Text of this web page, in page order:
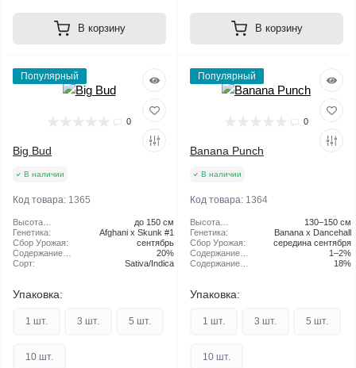
В корзину В корзину
Популярный
0
Big Bud
В наличии
Код товара: 1365
Высота
растения:
до 150 см
Генетика:
Afghani x Skunk #1
Сбор Урожая:
сентябрь
Содержание
ТГК:
20%
Сорт:
Sativa/Indica
Упаковка:
1 шт. 3 шт. 5 шт.
10 шт.
Популярный
0
Banana Punch
В наличии
Код товара: 1364
Высота
растения:
130–150 см
Генетика:
Banana x Dancehall
Сбор Урожая:
середина сентября
Содержание
CBD:
1–2%
Содержание
18%
Упаковка:
1 шт. 3 шт. 5 шт.
10 шт.